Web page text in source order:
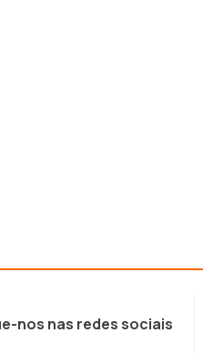
nos nas redes sociais